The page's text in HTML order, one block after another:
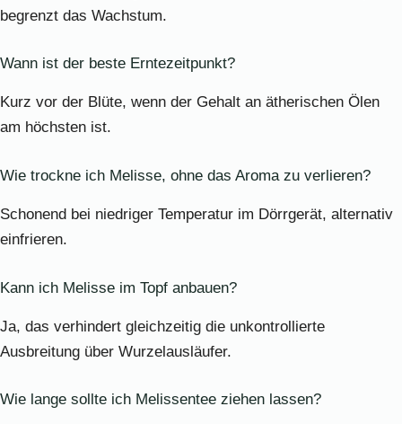
begrenzt das Wachstum.
Wann ist der beste Erntezeitpunkt?
Kurz vor der Blüte, wenn der Gehalt an ätherischen Ölen
am höchsten ist.
Wie trockne ich Melisse, ohne das Aroma zu verlieren?
Schonend bei niedriger Temperatur im Dörrgerät, alternativ
einfrieren.
Kann ich Melisse im Topf anbauen?
Ja, das verhindert gleichzeitig die unkontrollierte
Ausbreitung über Wurzelausläufer.
Wie lange sollte ich Melissentee ziehen lassen?